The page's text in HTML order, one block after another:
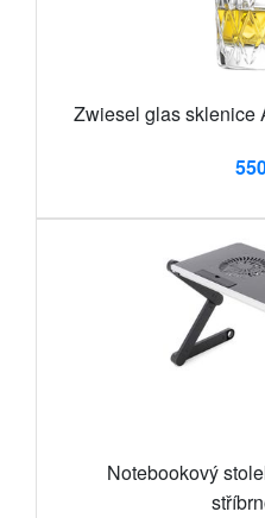
Zwiesel glas sklenice
Notebookový